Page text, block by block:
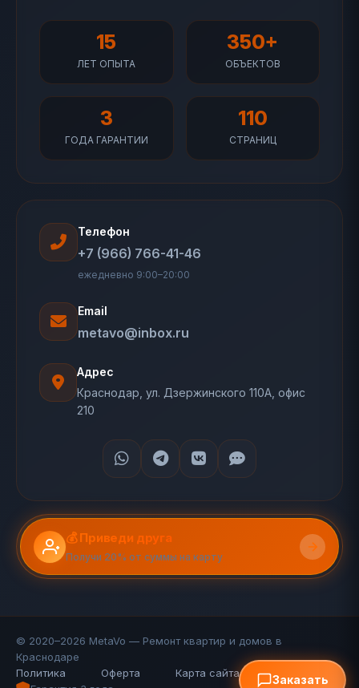
15
ЛЕТ ОПЫТА
350+
ОБЪЕКТОВ
3
ГОДА ГАРАНТИИ
110
СТРАНИЦ
Телефон
+7 (966) 766-41-46
ежедневно 9:00–20:00
Email
metavo@inbox.ru
Адрес
Краснодар, ул. Дзержинского 110А, офис
210
💰 Приведи друга
Получи 20% от суммы на карту
© 2020–2026 MetaVo — Ремонт квартир и домов в
Краснодаре
Политика
Оферта Карта сайта (110 стр.)
FAQ
Заказать